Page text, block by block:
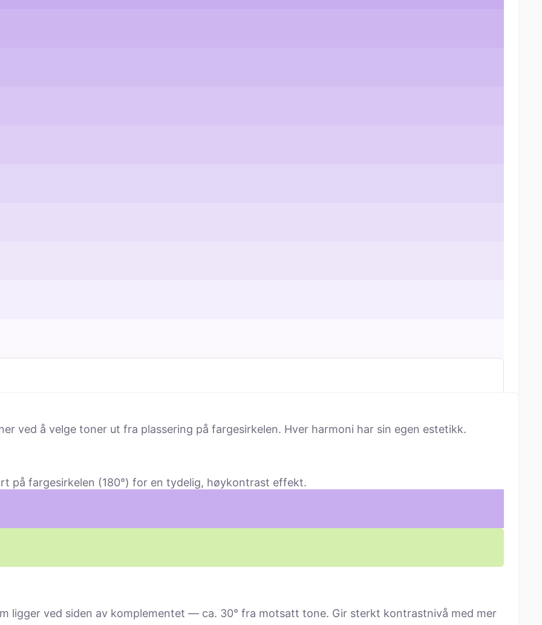
ved å velge toner ut fra plassering på fargesirkelen. Hver harmoni har sin egen estetikk.
på fargesirkelen (180°) for en tydelig, høy­kontrast effekt.
ligger ved siden av komple­mentet — ca. 30° fra motsatt tone. Gir sterkt kontrastnivå med mer